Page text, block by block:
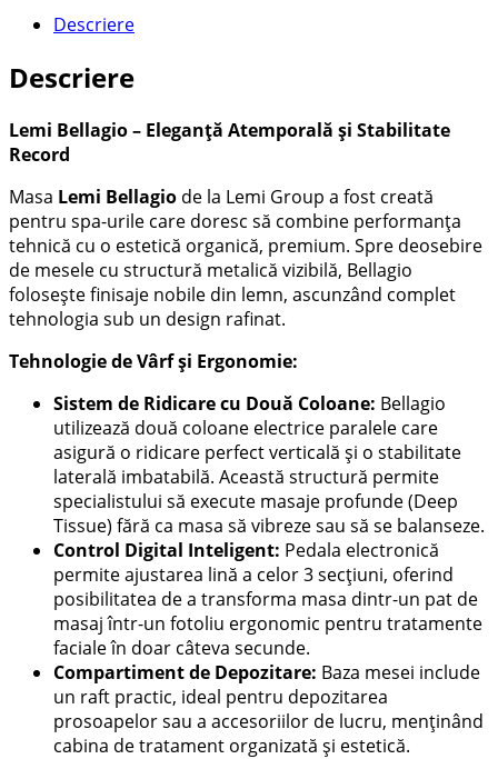
Descriere
Descriere
Lemi Bellagio – Eleganță Atemporală și Stabilitate
Record
Masa Lemi Bellagio de la Lemi Group a fost creată
pentru spa-urile care doresc să combine performanța
tehnică cu o estetică organică, premium. Spre deosebire
de mesele cu structură metalică vizibilă, Bellagio
folosește finisaje nobile din lemn, ascunzând complet
tehnologia sub un design rafinat.
Tehnologie de Vârf și Ergonomie:
Sistem de Ridicare cu Două Coloane: Bellagio
utilizează două coloane electrice paralele care
asigură o ridicare perfect verticală și o stabilitate
laterală imbatabilă. Această structură permite
specialistului să execute masaje profunde (Deep
Tissue) fără ca masa să vibreze sau să se balanseze.
Control Digital Inteligent: Pedala electronică
permite ajustarea lină a celor 3 secțiuni, oferind
posibilitatea de a transforma masa dintr-un pat de
masaj într-un fotoliu ergonomic pentru tratamente
faciale în doar câteva secunde.
Compartiment de Depozitare: Baza mesei include
un raft practic, ideal pentru depozitarea
prosoapelor sau a accesoriilor de lucru, menținând
cabina de tratament organizată și estetică.